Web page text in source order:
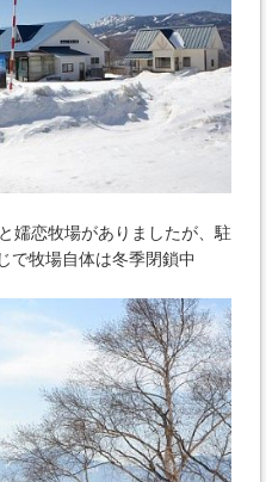
嬬恋牧場がありましたが、駐
で牧場自体は冬季閉鎖中